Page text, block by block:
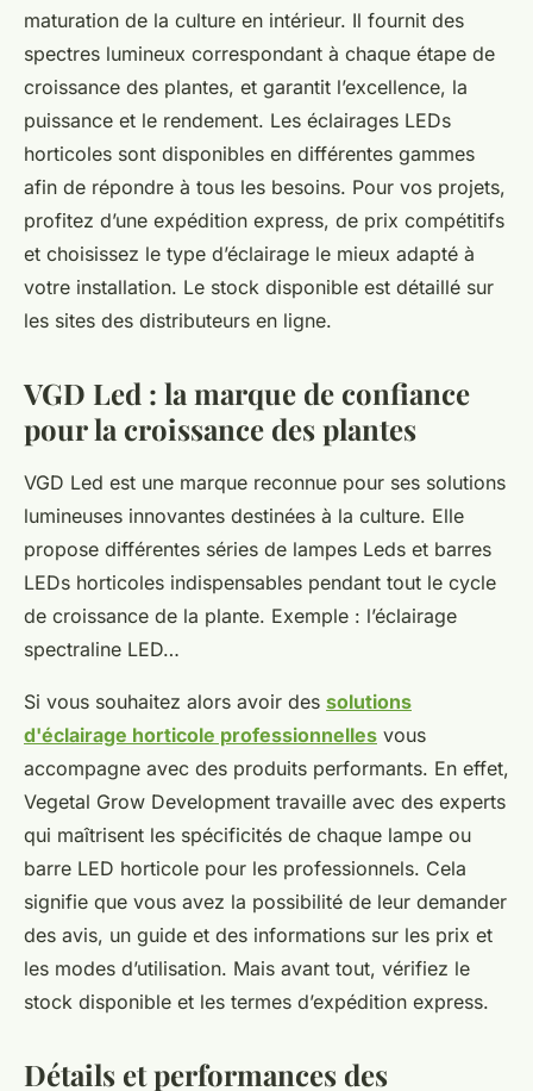
maturation de la culture en intérieur. Il fournit des
spectres lumineux correspondant à chaque étape de
croissance des plantes, et garantit l’excellence, la
puissance et le rendement. Les éclairages LEDs
horticoles sont disponibles en différentes gammes
afin de répondre à tous les besoins. Pour vos projets,
profitez d’une expédition express, de prix compétitifs
et choisissez le type d’éclairage le mieux adapté à
votre installation. Le stock disponible est détaillé sur
les sites des distributeurs en ligne.
VGD Led : la marque de confiance
pour la croissance des plantes
VGD Led est une marque reconnue pour ses solutions
lumineuses innovantes destinées à la culture. Elle
propose différentes séries de lampes Leds et barres
LEDs horticoles indispensables pendant tout le cycle
de croissance de la plante. Exemple : l’éclairage
spectraline LED…
Si vous souhaitez alors avoir des solutions
d'éclairage horticole professionnelles vous
accompagne avec des produits performants. En effet,
Vegetal Grow Development travaille avec des experts
qui maîtrisent les spécificités de chaque lampe ou
barre LED horticole pour les professionnels. Cela
signifie que vous avez la possibilité de leur demander
des avis, un guide et des informations sur les prix et
les modes d’utilisation. Mais avant tout, vérifiez le
stock disponible et les termes d’expédition express.
Détails et performances des